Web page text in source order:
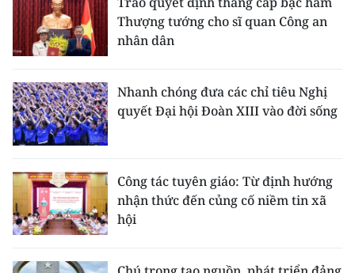
Thượng tướng cho sĩ quan Công an
nhân dân
Nhanh chóng đưa các chỉ tiêu Nghị
quyết Đại hội Đoàn XIII vào đời sống
Công tác tuyên giáo: Từ định hướng
nhận thức đến củng cố niềm tin xã
hội